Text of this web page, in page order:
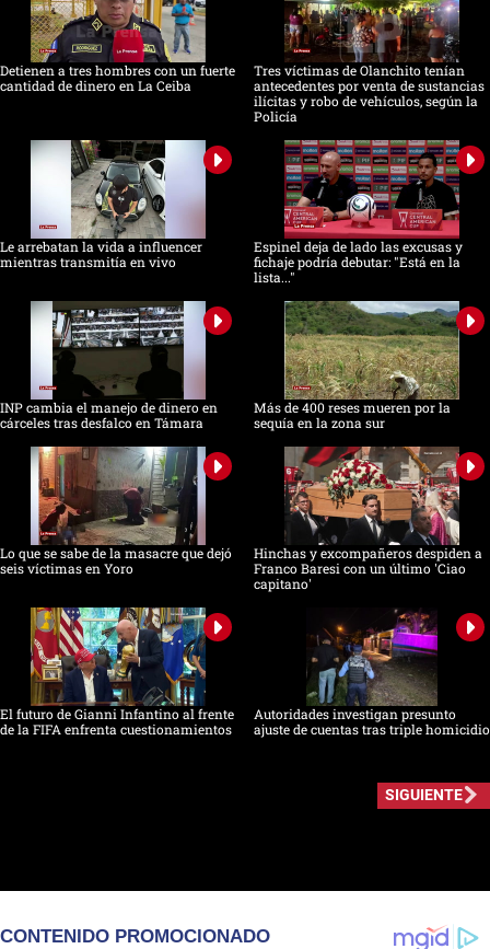
Detienen a tres hombres con un fuerte
cantidad de dinero en La Ceiba
Tres víctimas de Olanchito tenían
antecedentes por venta de sustancias
ilícitas y robo de vehículos, según la
Policía
Le arrebatan la vida a influencer
mientras transmitía en vivo
Espinel deja de lado las excusas y
fichaje podría debutar: "Está en la
lista..."
INP cambia el manejo de dinero en
cárceles tras desfalco en Támara
Más de 400 reses mueren por la
sequía en la zona sur
Lo que se sabe de la masacre que dejó
seis víctimas en Yoro
Hinchas y excompañeros despiden a
Franco Baresi con un último 'Ciao
capitano'
El futuro de Gianni Infantino al frente
de la FIFA enfrenta cuestionamientos
Autoridades investigan presunto
ajuste de cuentas tras triple homicidio
SIGUIENTE
CONTENIDO PROMOCIONADO